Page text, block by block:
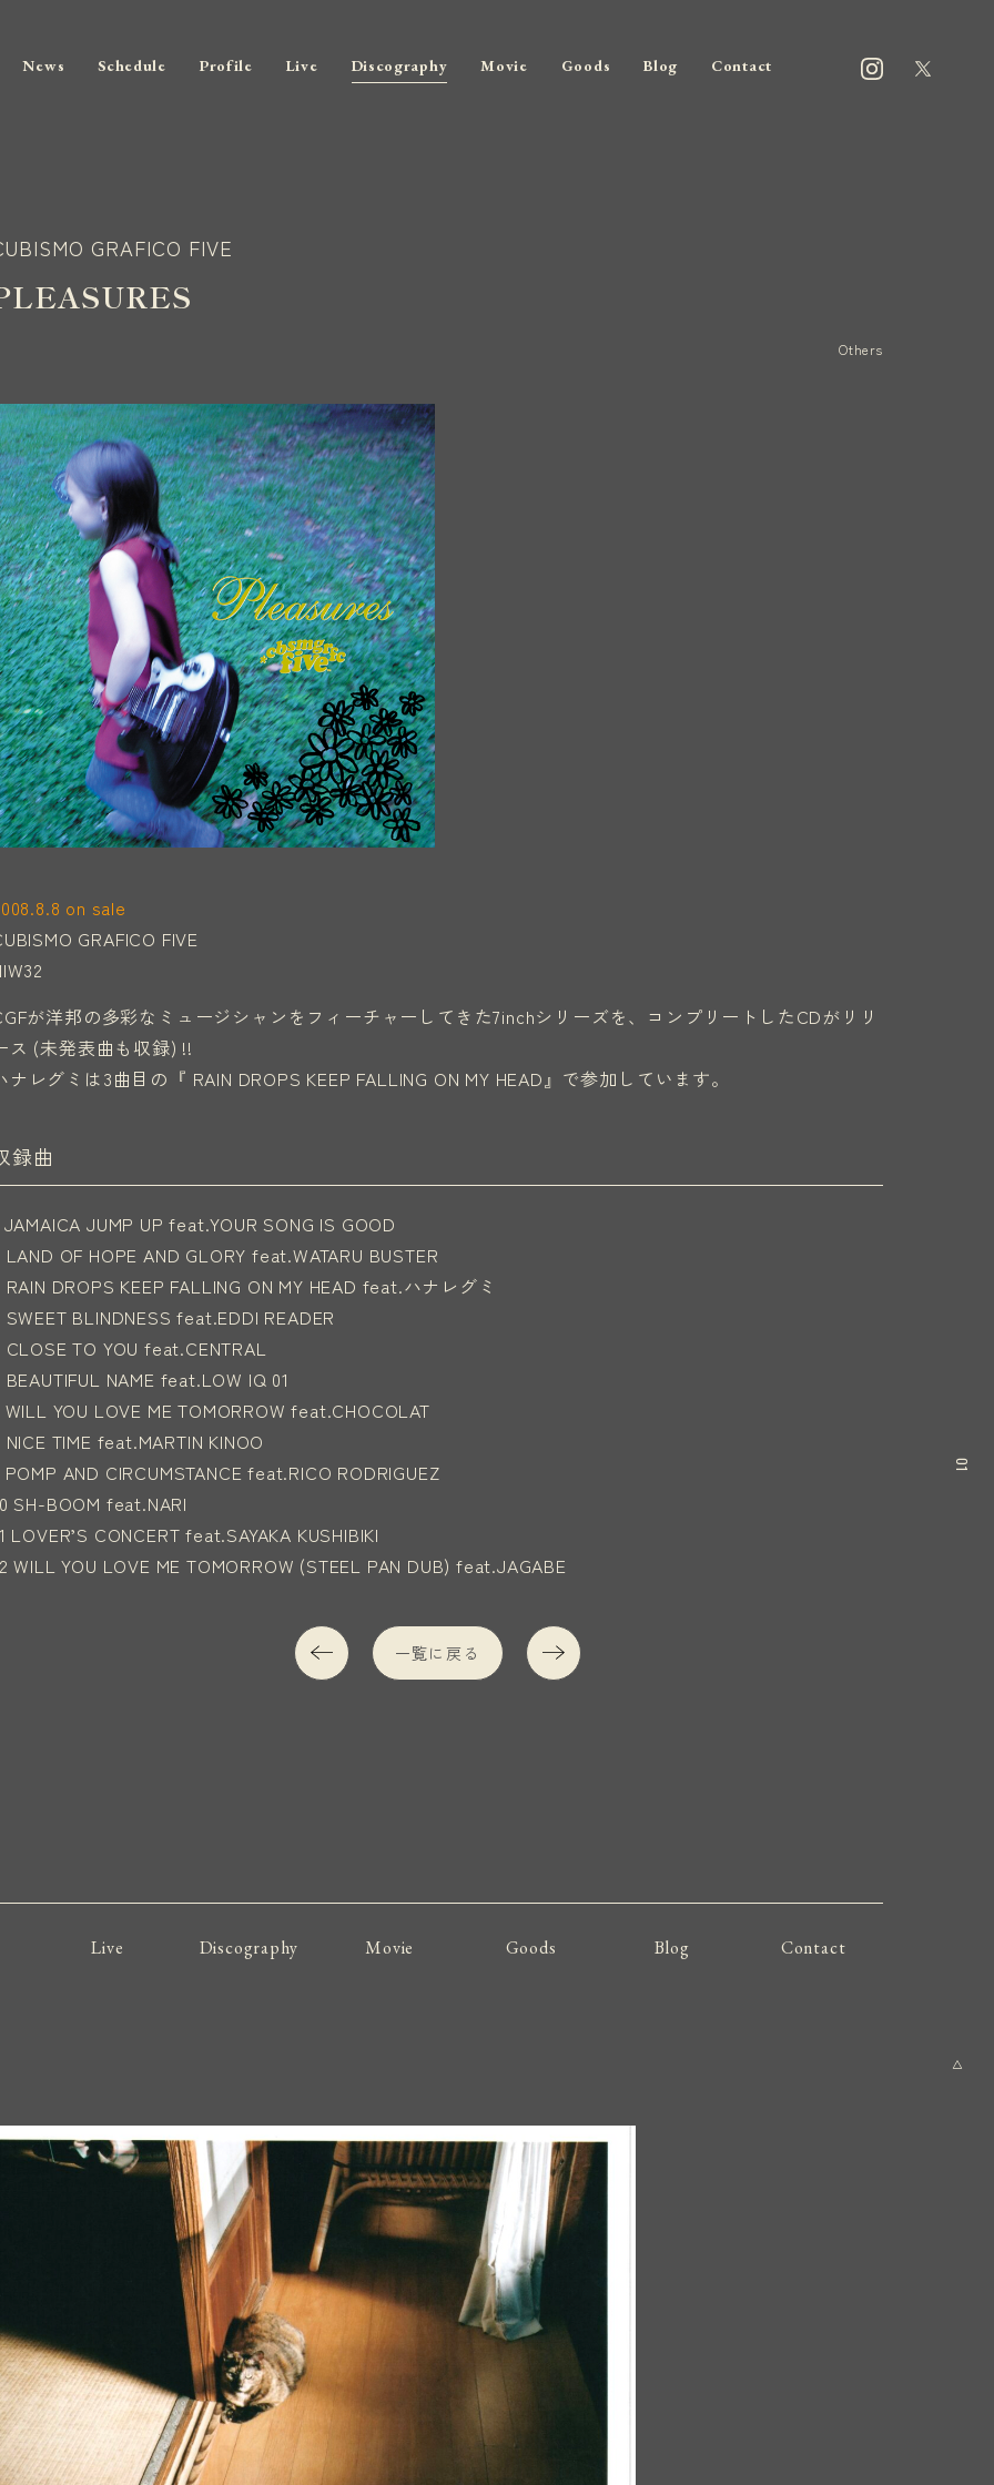
News Schedule Profile Live Discography Movie Goods Blog Contact
01
GRAFICO FIVE
Others
on sale
GRAFICO FIVE
が洋邦の多彩なミュージシャンをフィーチャーしてきた7inchシリーズを、コンプリートしたCDがリリ
ス (未発表曲も収録) !!
ナレグミは3曲目の『 RAIN DROPS KEEP FALLING ON MY HEAD』で参加しています。
録曲
JAMAICA JUMP UP feat.YOUR SONG IS GOOD
LAND OF HOPE AND GLORY feat.WATARU BUSTER
RAIN DROPS KEEP FALLING ON MY HEAD feat.ハナレグミ
SWEET BLINDNESS feat.EDDI READER
CLOSE TO YOU feat.CENTRAL
BEAUTIFUL NAME feat.LOW IQ 01
WILL YOU LOVE ME TOMORROW feat.CHOCOLAT
NICE TIME feat.MARTIN KINOO
POMP AND CIRCUMSTANCE feat.RICO RODRIGUEZ
SH-BOOM feat.NARI
LOVER’S CONCERT feat.SAYAKA KUSHIBIKI
WILL YOU LOVE ME TOMORROW (STEEL PAN DUB) feat.JAGABE
一覧に戻る
Live Discography Movie Goods Blog Contact